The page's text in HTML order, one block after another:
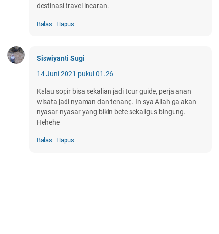
destinasi travel incaran.
Balas Hapus
Siswiyanti Sugi
14 Juni 2021 pukul 01.26
Kalau sopir bisa sekalian jadi tour guide, perjalanan
wisata jadi nyaman dan tenang. In sya Allah ga akan
nyasar-nyasar yang bikin bete sekaligus bingung.
Hehehe
Balas Hapus